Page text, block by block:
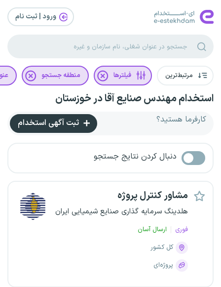
ورود | ثبت‌ نام
مرتبط‌ترین فیلترها منطقه جستجو
استخدام مهندس صنایع آقا در خوزستان
کارفرما هستید؟ ثبت آگهی استخدام
دنبال کردن نتایج جستجو
مشاور کنترل پروژه
هلدینگ سرمایه گذاری صنایع شیمیایی ایران
فوری
ارسال آسان
کل کشور
پروژه‌ای